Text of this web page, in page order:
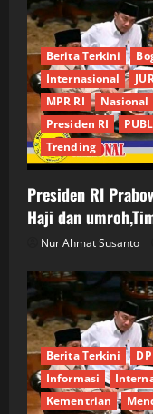
Berita Terkini
Internasional
MPR RI
Nasional
Presiden RI
Trending
Presiden RI
Haji dan
Nur Ahmat Susanto
Berita Terkini
Informasi
Kementrian